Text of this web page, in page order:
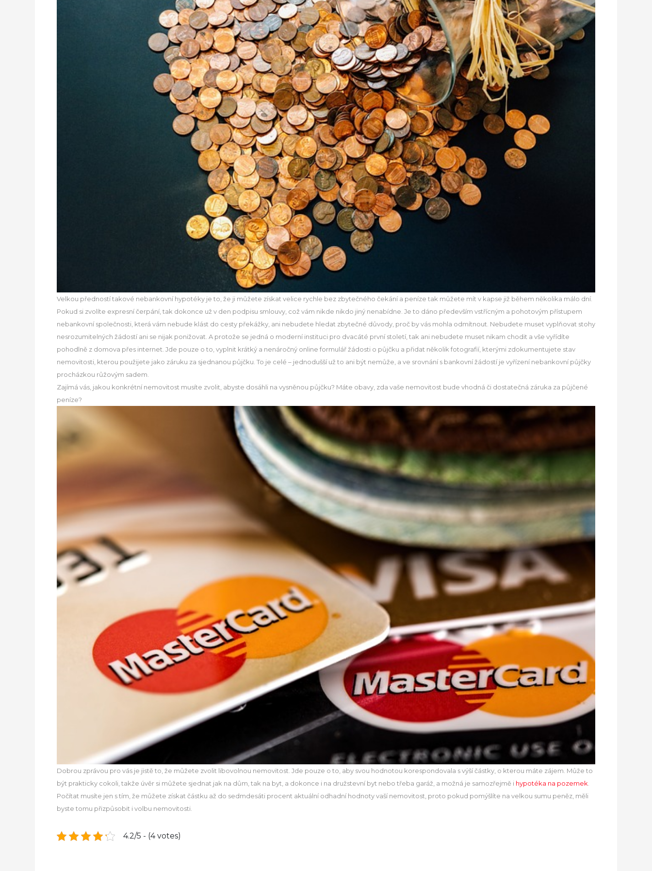
Velkou předností takové nebankovní hypotéky je to, že ji můžete získat velice rychle bez zbytečného čekání a peníze tak můžete mít v kapse již během několika málo dní.
Pokud si zvolíte expresní čerpání, tak dokonce už v den podpisu smlouvy, což vám nikde nikdo jiný nenabídne. Je to dáno především vstřícným a pohotovým přístupem
nebankovní společnosti, která vám nebude klást do cesty překážky, ani nebudete hledat zbytečné důvody, proč by vás mohla odmítnout. Nebudete muset vyplňovat stohy
nesrozumitelných žádostí ani se nijak ponižovat. A protože se jedná o moderní instituci pro dvacáté první století, tak ani nebudete muset nikam chodit a vše vyřídíte
pohodlně z domova přes internet. Jde pouze o to, vyplnit krátký a nenáročný online formulář žádosti o půjčku a přidat několik fotografií, kterými zdokumentujete stav
nemovitosti, kterou použijete jako záruku za sjednanou půjčku. To je celé – jednodušší už to ani být nemůže, a ve srovnání s bankovní žádostí je vyřízení nebankovní půjčky
procházkou růžovým sadem.
Zajímá vás, jakou konkrétní nemovitost musíte zvolit, abyste dosáhli na vysněnou půjčku? Máte obavy, zda vaše nemovitost bude vhodná či dostatečná záruka za půjčené
peníze?
Dobrou zprávou pro vás je jistě to, že můžete zvolit libovolnou nemovitost. Jde pouze o to, aby svou hodnotou korespondovala s výší částky, o kterou máte zájem. Může to
být prakticky cokoli, takže úvěr si můžete sjednat jak na dům, tak na byt, a dokonce i na družstevní byt nebo třeba garáž, a možná je samozřejmě i hypotéka na pozemek
Počítat musíte jen s tím, že můžete získat částku až do sedmdesáti procent aktuální odhadní hodnoty vaší nemovitost, proto pokud pomýšlíte na velkou sumu peněz, měli
byste tomu přizpůsobit i volbu nemovitosti.
4.2/5 - (4 votes)